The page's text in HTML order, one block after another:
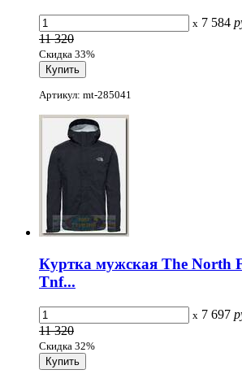
x 7 584
11 320
Скидка 33%
Артикул: mt-285041
Куртка мужская The North
Tnf...
x 7 697
11 320
Скидка 32%